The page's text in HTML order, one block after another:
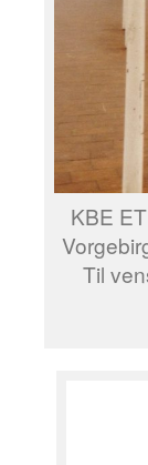
KBE
Til